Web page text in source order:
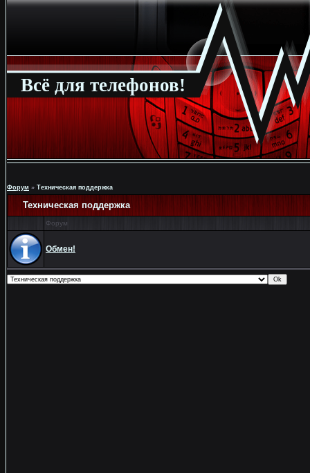
Всё для телефонов!
Форум » Техническая поддержка
Техническая поддержка
Форум
Обмен!